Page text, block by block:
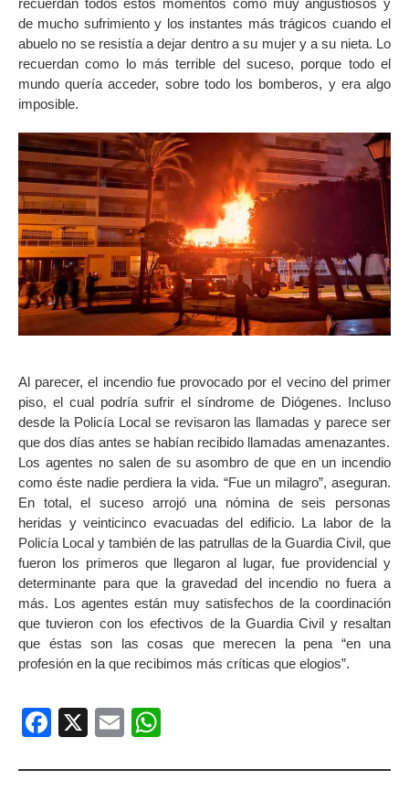
de mucho sufrimiento y los instantes más trágicos cuando el
abuelo no se resistía a dejar dentro a su mujer y a su nieta. Lo
recuerdan como lo más terrible del suceso, porque todo el
mundo quería acceder, sobre todo los bomberos, y era algo
imposible.
Al parecer, el incendio fue provocado por el vecino del primer
piso, el cual podría sufrir el síndrome de Diógenes. Incluso
desde la Policía Local se revisaron las llamadas y parece ser
que dos días antes se habían recibido llamadas amenazantes.
Los agentes no salen de su asombro de que en un incendio
como éste nadie perdiera la vida. “Fue un milagro”, aseguran.
En total, el suceso arrojó una nómina de seis personas
heridas y veinticinco evacuadas del edificio. La labor de la
Policía Local y también de las patrullas de la Guardia Civil, que
fueron los primeros que llegaron al lugar, fue providencial y
determinante para que la gravedad del incendio no fuera a
más. Los agentes están muy satisfechos de la coordinación
que tuvieron con los efectivos de la Guardia Civil y resaltan
que éstas son las cosas que merecen la pena “en una
profesión en la que recibimos más críticas que elogios”.
Facebook
X Email